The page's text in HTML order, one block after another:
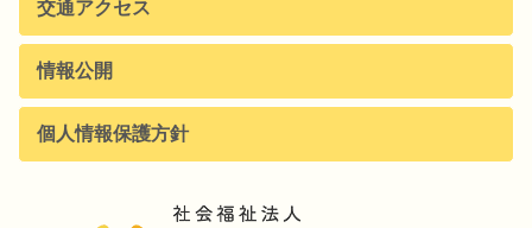
交通アクセス
情報公開
個人情報保護方針